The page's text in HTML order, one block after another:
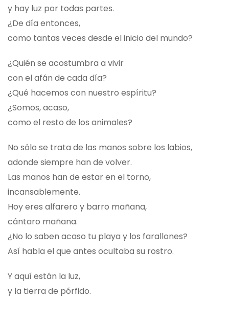
y hay luz por todas partes.
¿De día entonces,
como tantas veces desde el inicio del mundo?
¿Quién se acostumbra a vivir
con el afán de cada día?
¿Qué hacemos con nuestro espíritu?
¿Somos, acaso,
como el resto de los animales?
No sólo se trata de las manos sobre los labios,
adonde siempre han de volver.
Las manos han de estar en el torno,
incansablemente.
Hoy eres alfarero y barro mañana,
cántaro mañana.
¿No lo saben acaso tu playa y los farallones?
Así habla el que antes ocultaba su rostro.
Y aquí están la luz,
y la tierra de pórfido.